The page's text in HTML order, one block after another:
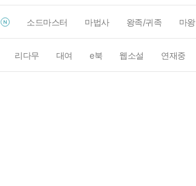
소드마스터 마법사 왕족/귀족 마왕
리다무 대여 e북 웹소설 연재중